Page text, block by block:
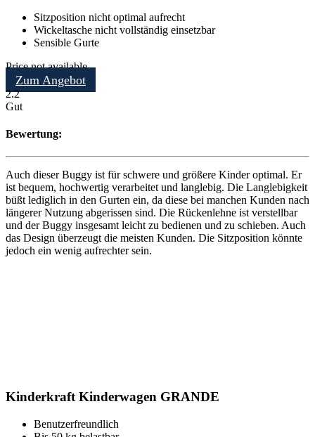
Sitzposition nicht optimal aufrecht
Wickeltasche nicht vollständig einsetzbar
Sensible Gurte
Price not available
Zum Angebot
2.2
Gut
Bewertung:
Auch dieser Buggy ist für schwere und größere Kinder optimal. Er
ist bequem, hochwertig verarbeitet und langlebig. Die Langlebigkeit
büßt lediglich in den Gurten ein, da diese bei manchen Kunden nach
längerer Nutzung abgerissen sind. Die Rückenlehne ist verstellbar
und der Buggy insgesamt leicht zu bedienen und zu schieben. Auch
das Design überzeugt die meisten Kunden. Die Sitzposition könnte
jedoch ein wenig aufrechter sein.
Kinderkraft Kinderwagen GRANDE
Benutzerfreundlich